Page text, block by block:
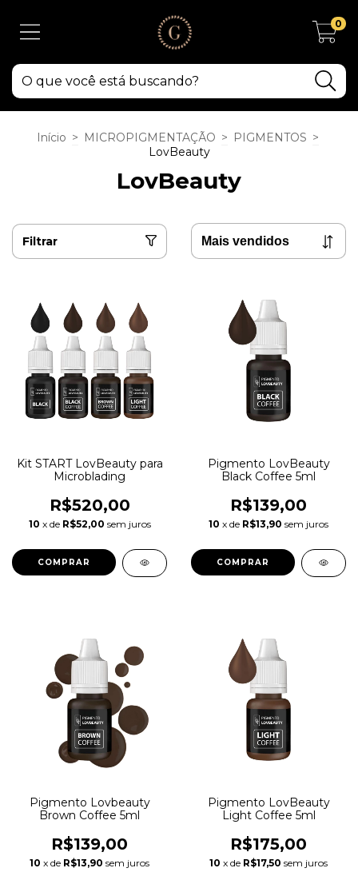
0
Início > MICROPIGMENTAÇÃO > PIGMENTOS >
LovBeauty
LovBeauty
Filtrar
Kit START LovBeauty para
Microblading
R$520,00
10 x de R$52,00 sem juros
Pigmento LovBeauty
Black Coffee 5ml
R$139,00
10 x de R$13,90 sem juros
Pigmento Lovbeauty
Brown Coffee 5ml
R$139,00
10 x de R$13,90 sem juros
Pigmento LovBeauty
Light Coffee 5ml
R$175,00
10 x de R$17,50 sem juros